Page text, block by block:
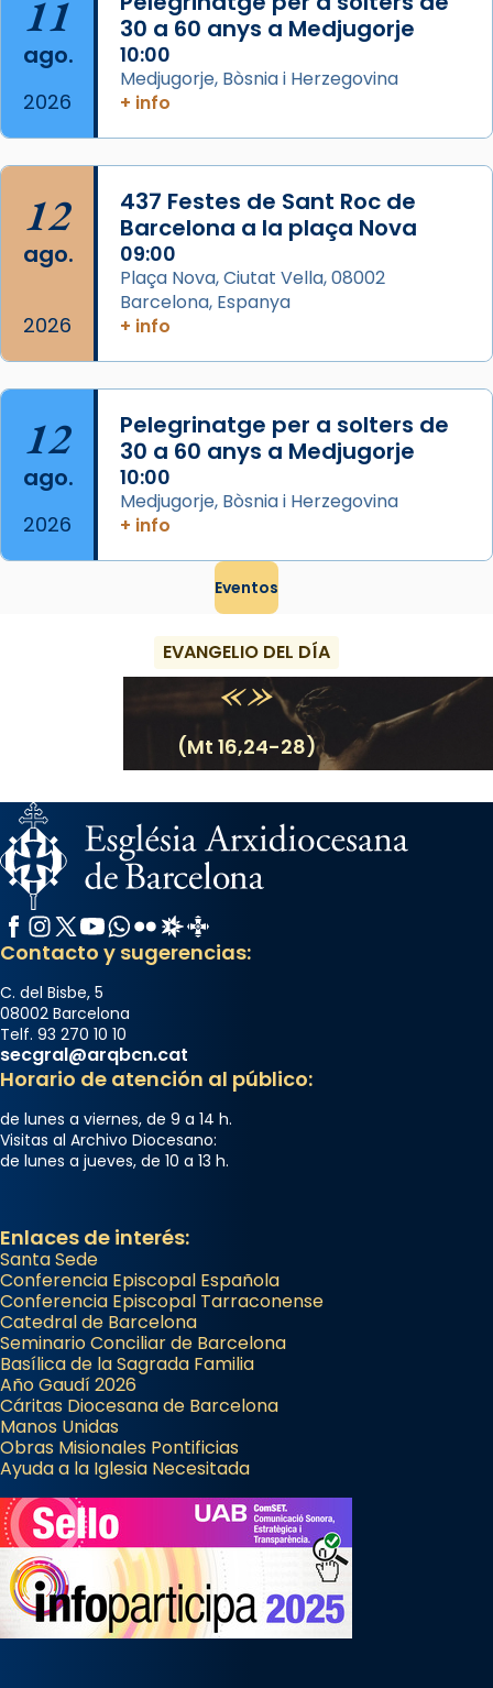
que les santes Juliana (“relatiu a Júlia”) i
Semproniana (“relatiu a Semprònia =
eterna”) són deixebles seves. I l’any 1667, el
frare Joan Gaspar Roig, afirma en una obra
que les santes són filles de l’antiga Iluro.
Mataró en reivindicarà les relíq
Foto
View on Facebook · Share
11
ago.
2026
30 a 60 anys a Medjugorje
10:00
Medjugorje, Bòsnia i Herzegovina
+ info
12
ago.
2026
437 Festes de Sant Roc de
Barcelona a la plaça Nova
09:00
Plaça Nova, Ciutat Vella, 08002
Barcelona, Espanya
+ info
12
ago.
2026
Pelegrinatge per a solters de
30 a 60 anys a Medjugorje
10:00
Medjugorje, Bòsnia i Herzegovina
+ info
Eventos
EVANGELIO DEL DÍA
(Mt 16,24-28)
Facebook
Instagram
X / Twitter
YouTube
WhatsApp
FlickrRadio Estel
Catalunya Cristiana
Contacto y sugerencias:
C. del Bisbe, 5
08002 Barcelona
Telf. 93 270 10 10
secgral@arqbcn.cat
Horario de atención al público:
de lunes a viernes, de 9 a 14 h.
Visitas al Archivo Diocesano:
de lunes a jueves, de 10 a 13 h.
Enlaces de interés:
Santa Sede
Conferencia Episcopal Española
Conferencia Episcopal Tarraconense
Catedral de Barcelona
Seminario Conciliar de Barcelona
Basílica de la Sagrada Familia
Año Gaudí 2026
Cáritas Diocesana de Barcelona
Manos Unidas
Obras Misionales Pontificias
Ayuda a la Iglesia Necesitada